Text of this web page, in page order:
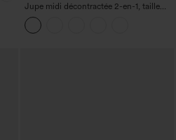
Jupe midi décontractée 2-en-1, taille
haute à effet gainant, froncée avec
ourlet arrondi, en polaire et PU